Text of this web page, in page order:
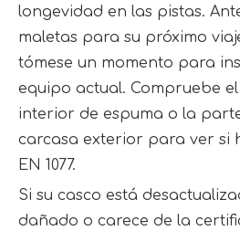
longevidad en las pistas.
maletas para su próximo
tómese un momento para
equipo actual. Compruebe
interior de espuma o la
carcasa exterior para ver si
EN 1077.
Si su casco está
dañado o carece de la